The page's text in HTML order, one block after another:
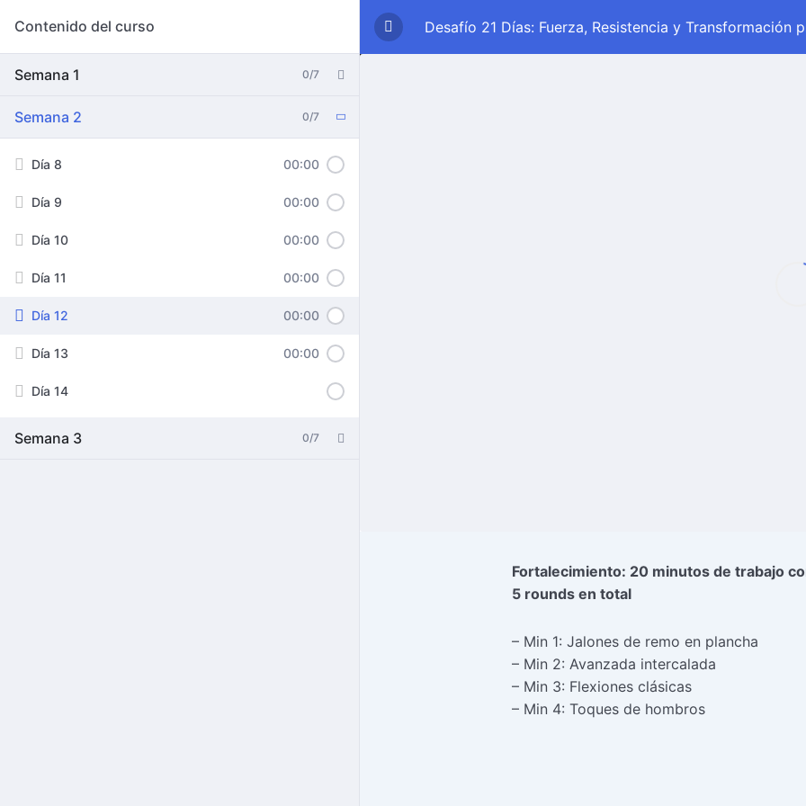
Contenido del curso
Semana 1 0/7
Semana 2 0/7
Día 8 00:00
Día 9 00:00
Día 10 00:00
Día 11 00:00
Día 12 00:00
Día 13 00:00
Día 14
Semana 3 0/7
Desafío 21 Días: Fuerza, Resistencia y Transformación
Fortalecimiento: 20 minutos de trabajo
5 rounds en total
– Min 1: Jalones de remo en plancha
– Min 2: Avanzada intercalada
– Min 3: Flexiones clásicas
– Min 4: Toques de hombros